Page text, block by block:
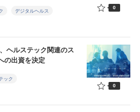
デジタルヘルス 0
ヘルステック関連のス
の出資を決定
ック
0